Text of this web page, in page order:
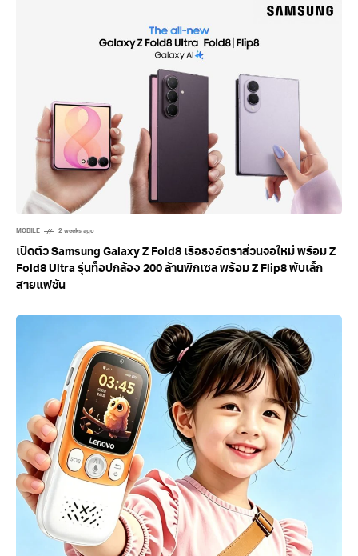
MOBILE 2 weeks ago
เปิดตัว Samsung Galaxy Z Fold8 เรือธงอัตราส่วนจอใหม่ พร้อม Z
Fold8 Ultra รุ่นท็อปกล้อง 200 ล้านพิกเซล พร้อม Z Flip8 พับเล็ก
สายแฟชัน